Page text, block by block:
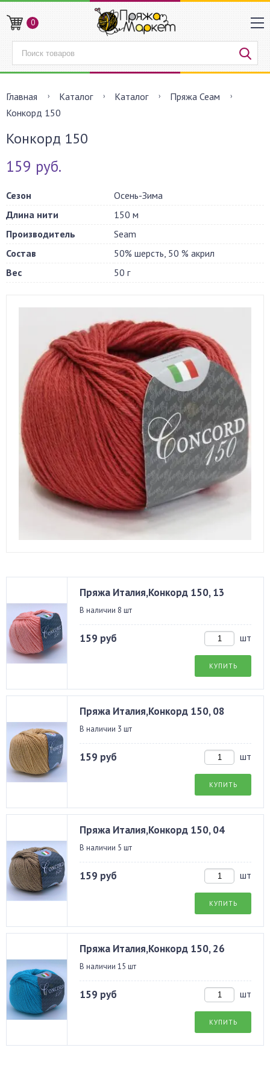
0
Главная Каталог Каталог
Пряжа Сеам
Конкорд 150
Конкорд 150
159 руб.
Сезон
Осень-Зима
Длина нити
150 м
Производитель
Seam
Состав
50% шерсть, 50 % акрил
Вес
50 г
Пряжа Италия,Конкорд 150, 13
В наличии 8 шт
159 руб шт
КУПИТЬ
Пряжа Италия,Конкорд 150, 08
В наличии 3 шт
159 руб шт
КУПИТЬ
Пряжа Италия,Конкорд 150, 04
В наличии 5 шт
159 руб шт
КУПИТЬ
Пряжа Италия,Конкорд 150, 26
В наличии 15 шт
159 руб шт
КУПИТЬ